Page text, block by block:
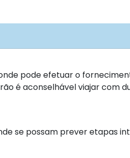
pode efetuar o
é aconselhável viajar com
se possam prever etapas